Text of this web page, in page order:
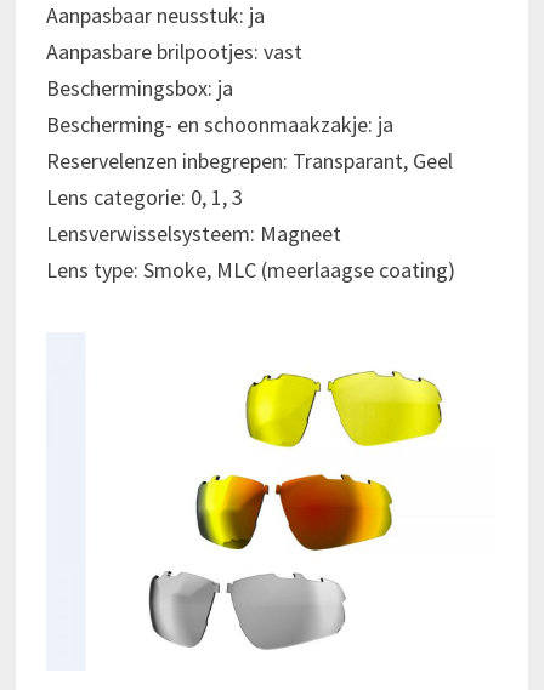
Aanpasbaar neusstuk: ja
Aanpasbare brilpootjes: vast
Beschermingsbox: ja
Bescherming- en schoonmaakzakje: ja
Reservelenzen inbegrepen: Transparant, Geel
Lens categorie: 0, 1, 3
Lensverwisselsysteem: Magneet
Lens type: Smoke, MLC (meerlaagse coating)